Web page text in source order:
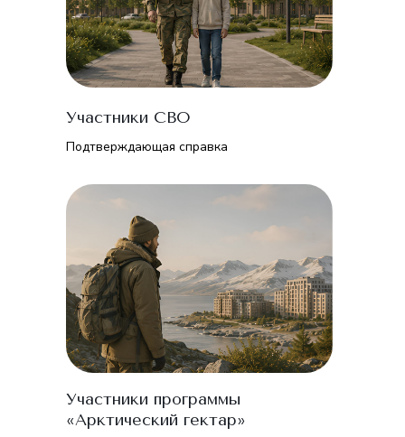
Участники СВО
Подтверждающая справка
Участники программы
«Арктический гектар»